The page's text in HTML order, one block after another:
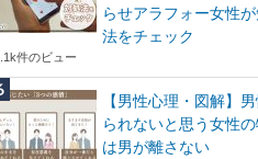
らせアラフォー女性
法をチェック
件のビュー
【男性心理・図解】
られないと思う女性
は男が離さない